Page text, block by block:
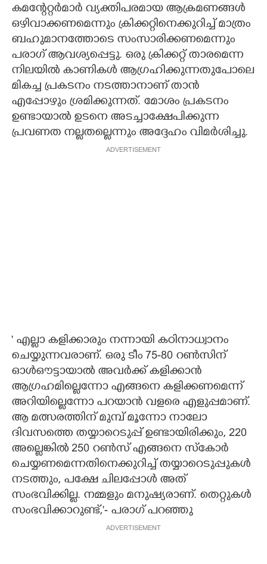
കമന്റേറ്റർമാർ വ്യക്തിപരമായ ആക്രമണങ്ങൾ
ഒഴിവാക്കണമെന്നും ക്രിക്കറ്റിനെക്കുറിച്ച് മാത്രം
ബഹുമാനത്തോടെ സംസാരിക്കണമെന്നും
പരാഗ് ആവശ്യപ്പെട്ടു. ഒരു ക്രിക്കറ്റ് താരമെന്ന
നിലയിൽ കാണികൾ ആഗ്രഹിക്കുന്നതുപോലെ
മികച്ച പ്രകടനം നടത്താനാണ് താൻ
എപ്പോഴും ശ്രമിക്കുന്നത്. മോശം പ്രകടനം
ഉണ്ടായാൽ ഉടനെ അടച്ചാക്ഷേപിക്കുന്ന
പ്രവണത നല്ലതല്ലെന്നും അദ്ദേഹം വിമർശിച്ചു.
ADVERTISEMENT
" എല്ലാ കളിക്കാരും നന്നായി കഠിനാധ്വാനം
ചെയ്യുന്നവരാണ്. ഒരു ടീം 75-80 റൺസിന്
ഓൾഔട്ടായാൽ അവർക്ക് കളിക്കാൻ
ആഗ്രഹമില്ലെന്നോ എങ്ങനെ കളിക്കണമെന്ന്
അറിയില്ലെന്നോ പറയാൻ വളരെ എളുപ്പമാണ്.
ആ മത്സരത്തിന് മുമ്പ് മൂന്നോ നാലോ
ദിവസത്തെ തയ്യാറെടുപ്പ് ഉണ്ടായിരിക്കും, 220
അല്ലെങ്കിൽ 250 റൺസ് എങ്ങനെ സ്കോർ
ചെയ്യണമെന്നതിനെക്കുറിച്ച് തയ്യാറെടുപ്പുകൾ
നടത്തും, പക്ഷേ ചിലപ്പോൾ അത്
സംഭവിക്കില്ല. നമ്മളും മനുഷ്യരാണ്. തെറ്റുകൾ
സംഭവിക്കാറുണ്ട്,"- പരാഗ് പറഞ്ഞു
ADVERTISEMENT